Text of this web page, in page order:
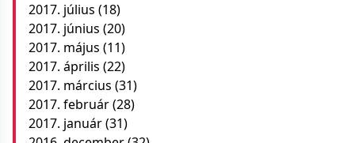
2017. július (18)
2017. június (20)
2017. május (11)
2017. április (22)
2017. március (31)
2017. február(28)
2017. január(31)